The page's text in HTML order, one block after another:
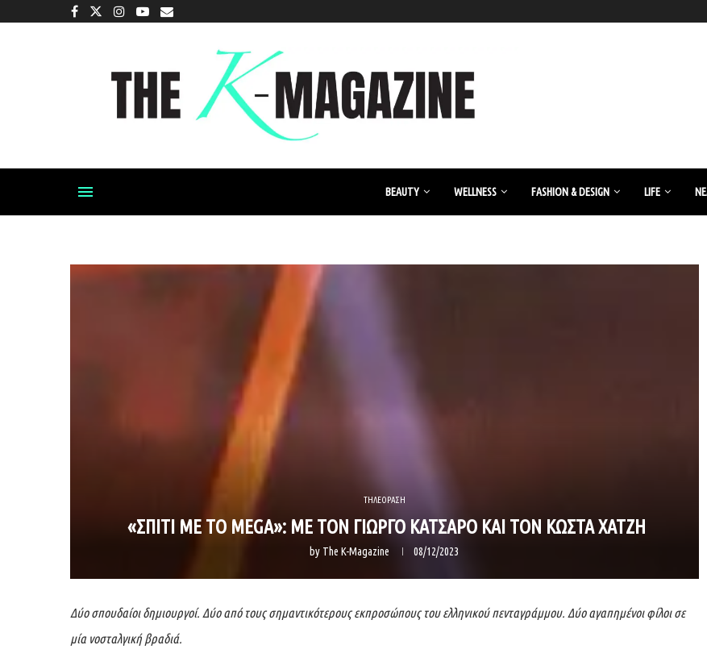
BEAUTY WELLNESS FASHION & DESIGN LIFE
ΤΗΛΕΟΡΑΣΗ
«ΣΠΙΤΙ ΜΕ ΤΟ MEGA»: ΜΕ ΤΟΝ ΓΙΩΡΓΟ ΚΑΤΣΑΡΟ ΚΑΙ ΤΟΝ ΚΩΣΤΑ ΧΑΤΖΗ
by The K-Magazine 08/12/2023
Δύο σπουδαίοι δημιουργοί. Δύο από τους σημαντικότερους εκπροσώπους του ελληνικού πενταγράμμου. Δύο αγαπημένοι φίλοι σε
μία νοσταλγική βραδιά.